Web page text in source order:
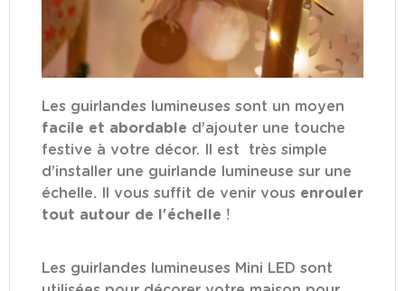
Les guirlandes lumineuses sont un moyen
facile et abordable d’ajouter une touche
festive à votre décor. Il est très simple
d’installer une guirlande lumineuse sur une
échelle. Il vous suffit de venir vous enrouler
tout autour de l'échelle !
Les guirlandes lumineuses Mini LED sont